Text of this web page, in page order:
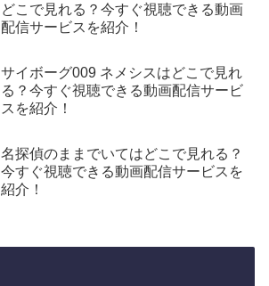
どこで見れる？今すぐ視聴できる動画
配信サービスを紹介！
サイボーグ009 ネメシスはどこで見れ
る？今すぐ視聴できる動画配信サービ
スを紹介！
名探偵のままでいてはどこで見れる？
今すぐ視聴できる動画配信サービスを
紹介！